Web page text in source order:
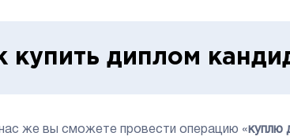
купить диплом
же вы сможете провести операцию « куплю